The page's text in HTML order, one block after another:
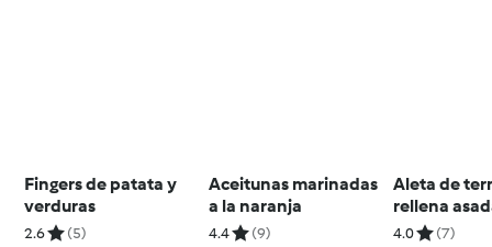
Fingers de patata y
verduras
2.6 (5)
Aceitunas marinadas
a la naranja
4.4 (9)
Aleta de
rellena
salsa de
4.0 (7)